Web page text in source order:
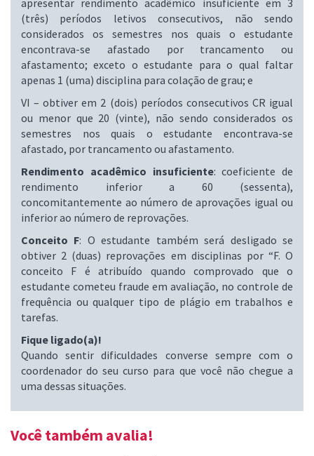
apresentar rendimento acadêmico insuficiente em 3
(três) períodos letivos consecutivos, não sendo
considerados os semestres nos quais o estudante
encontrava-se afastado por trancamento ou
afastamento; exceto o estudante para o qual faltar
apenas 1 (uma) disciplina para colação de grau; e
VI – obtiver em 2 (dois) períodos consecutivos CR igual
ou menor que 20 (vinte), não sendo considerados os
semestres nos quais o estudante encontrava-se
afastado, por trancamento ou afastamento.
Rendimento acadêmico insuficiente: coeficiente de
rendimento inferior a 60 (sessenta),
concomitantemente ao número de aprovações igual ou
inferior ao número de reprovações.
Conceito F: O estudante também será desligado se
obtiver 2 (duas) reprovações em disciplinas por “F. O
conceito F é atribuído quando comprovado que o
estudante cometeu fraude em avaliação, no controle de
frequência ou qualquer tipo de plágio em trabalhos e
tarefas.
Fique ligado(a)!
Quando sentir dificuldades converse sempre com o
coordenador do seu curso para que você não chegue a
uma dessas situações.
Você também avalia!